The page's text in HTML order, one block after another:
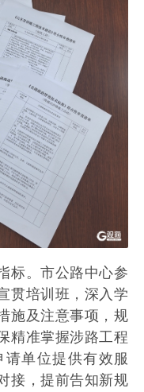
标。市公路中心参
贯培训班，深入学
施及注意事项，规
精准掌握涉路工程
单位提供有效服
接，提前告知新规